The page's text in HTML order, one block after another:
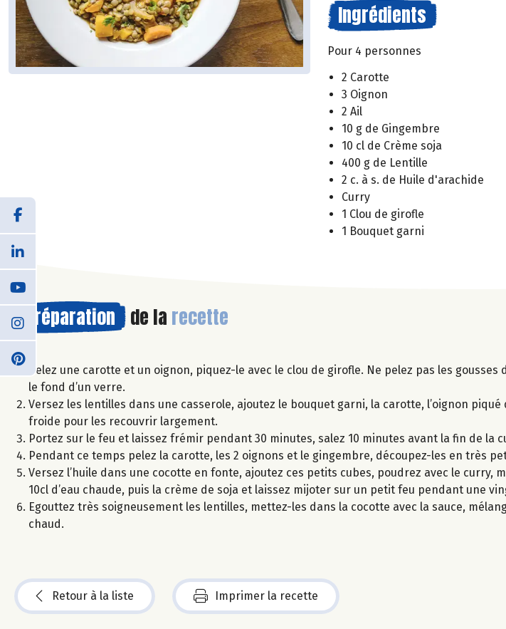
Ingrédients
Pour 4 personnes
2 Carotte
3 Oignon
2 Ail
10 g de Gingembre
10 cl de Crème soja
400 g de Lentille
2 c. à s. de Huile d'arachide
Curry
1 Clou de girofle
1 Bouquet garni
Préparation de la recette
Pelez une carotte et un oignon, piquez-le avec le clou de girofle. Ne pelez pas les gousses
le fond d’un verre.
Versez les lentilles dans une casserole, ajoutez le bouquet garni, la carotte, l’oignon piqué
froide pour les recouvrir largement.
Portez sur le feu et laissez frémir pendant 30 minutes, salez 10 minutes avant la fin de la
Pendant ce temps pelez la carotte, les 2 oignons et le gingembre, découpez-les en très
Versez l’huile dans une cocotte en fonte, ajoutez ces petits cubes, poudrez avec le curry,
10cl d’eau chaude, puis la crème de soja et laissez mijoter sur un petit feu pendant une
Egouttez très soigneusement les lentilles, mettez-les dans la cocotte avec la sauce,
chaud.
Retour à la liste Imprimer la recette